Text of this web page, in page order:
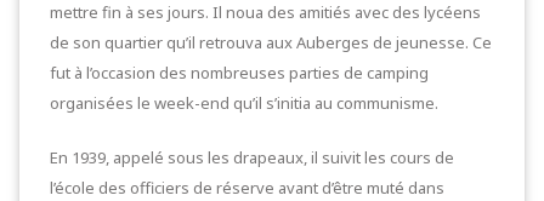
mettre fin à ses jours. Il noua des amitiés avec des lycéens
de son quartier qu’il retrouva aux Auberges de jeunesse. Ce
fut à l’occasion des nombreuses parties de camping
organisées le week-end qu’il s’initia au communisme.
En 1939, appelé sous les drapeaux, il suivit les cours de
l’école des officiers de réserve avant d’être muté dans